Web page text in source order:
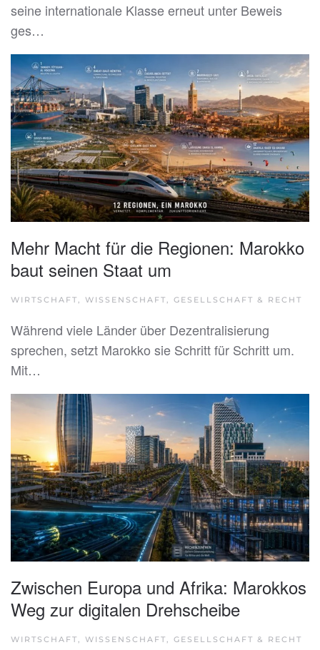
seine internationale Klasse erneut unter Beweis
ges…
Mehr Macht für die Regionen: Marokko
baut seinen Staat um
WIRTSCHAFT, WISSENSCHAFT, GESELLSCHAFT & RECHT
Während viele Länder über Dezentralisierung
sprechen, setzt Marokko sie Schritt für Schritt um.
Mit…
Zwischen Europa und Afrika: Marokkos
Weg zur digitalen Drehscheibe
WIRTSCHAFT, WISSENSCHAFT, GESELLSCHAFT & RECHT